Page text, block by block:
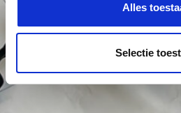
Alles
Selectie